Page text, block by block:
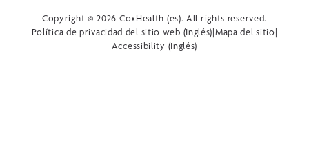
Copyright © 2026 CoxHealth (es). All rights reserved.
Política de privacidad del sitio web (Inglés)|Mapa del sitio|
Accessibility (Inglés)